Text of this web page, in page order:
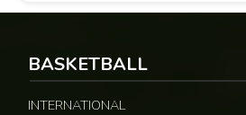
BASKETBALL
INTERNATIONAL